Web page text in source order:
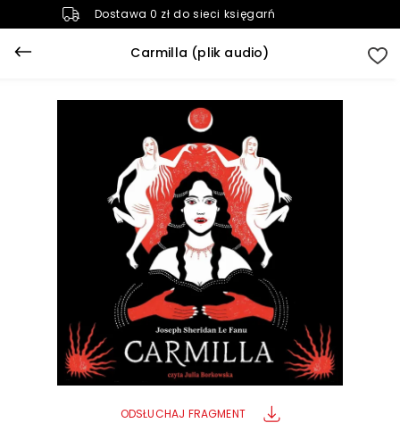
Dostawa 0 zł do sieci księgarń
Carmilla (plik audio)
ODSŁUCHAJ FRAGMENT